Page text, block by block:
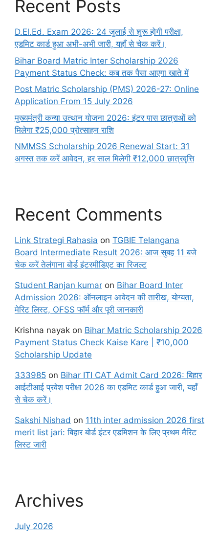
Recent Posts
D.El.Ed. Exam 2026: 24 जुलाई से शुरू होगी परीक्षा,
एडमिट कार्ड हुआ अभी-अभी जारी, यहाँ से चेक करें।
Bihar Board Matric Inter Scholarship 2026
Payment Status Check: कब तक पैसा आएगा खाते में
Post Matric Scholarship (PMS) 2026-27: Online
Application From 15 July 2026
मुख्यमंत्री कन्या उत्थान योजना 2026: इंटर पास छात्राओं को
मिलेगा ₹25,000 प्रोत्साहन राशि
NMMSS Scholarship 2026 Renewal Start: 31
अगस्त तक करें आवेदन, हर साल मिलेगी ₹12,000 छात्रवृत्ति
Recent Comments
Link Strategi Rahasia on TGBIE Telangana
Board Intermediate Result 2026: आज सुबह 11 बजे
चेक करें तेलंगाना बोर्ड इंटरमीडिएट का रिजल्ट
Student Ranjan kumar on Bihar Board Inter
Admission 2026: ऑनलाइन आवेदन की तारीख, योग्यता,
मेरिट लिस्ट, OFSS फॉर्म और पूरी जानकारी
Krishna nayak on Bihar Matric Scholarship 2026
Payment Status Check Kaise Kare | ₹10,000
Scholarship Update
333985 on Bihar ITI CAT Admit Card 2026: बिहार
आईटीआई प्रवेश परीक्षा 2026 का एडमिट कार्ड हुआ जारी, यहाँ
से चेक करें।
Sakshi Nishad on 11th inter admission 2026 first
merit list jari: बिहार बोर्ड इंटर एडमिशन के लिए प्रथम मैरिट
लिस्ट जारी
Archives
July 2026